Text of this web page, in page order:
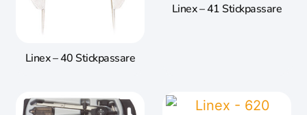
Linex – 40 Stickpassare
Linex – 41 Stickpassare